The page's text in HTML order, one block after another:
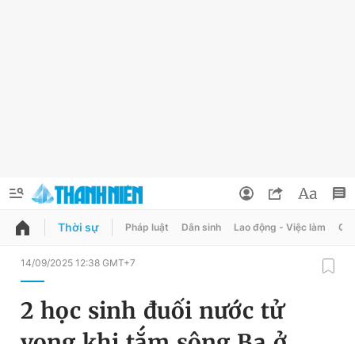
QUẢNG CÁO
Đổi mật khẩu
Thời sự Pháp luật Dân sinh Lao động - Việc làm
14/09/2025 12:38 GMT+7
2 học sinh đuối nước tử